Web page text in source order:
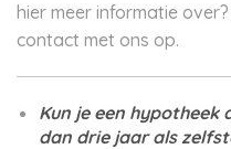
hier meer informatie
contact met ons op.
Kun je een
dan drie jaar als